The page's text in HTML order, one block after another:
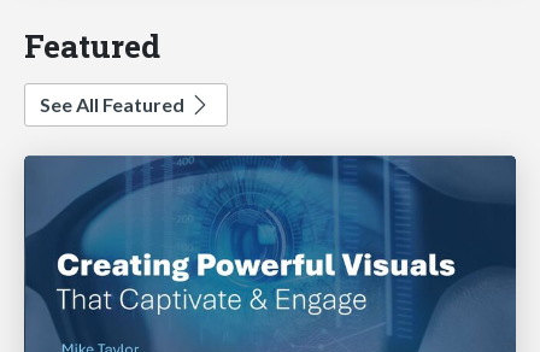
Featured
See All Featured